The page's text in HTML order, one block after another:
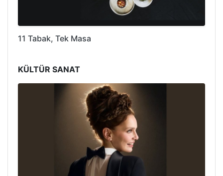
11 Tabak, Tek Masa
KÜLTÜR SANAT